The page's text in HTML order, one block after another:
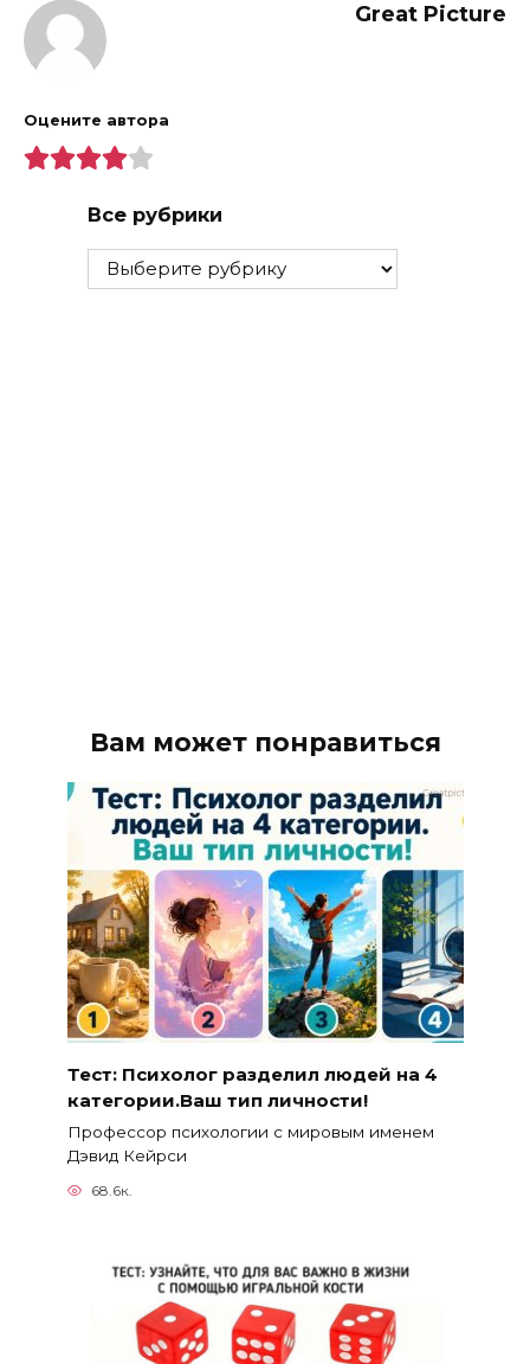
Great Picture
Оцените автора
Все рубрики
Все
рубрики
Вам может понравиться
Тест: Психолог разделил людей на 4
категории.Ваш тип личности!
Профессор психологии с мировым именем
Дэвид Кейрси
68.6к.